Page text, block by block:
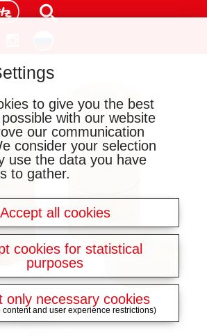
to give you the best
with our website
our communication
consider your selection
use the data you have
to gather.
Accept all cookies
cookies for statistical
purposes
only necessary cookies
content and user experience restrictions)